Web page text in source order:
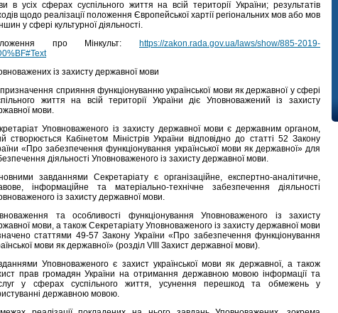
в усіх сферах суспільного життя на всій території України; результатів
щодо реалізації положення Європейської хартії регіональних мов або мов
у сфері культурної діяльності.
про Мінкульт: https://zakon.rada.gov.ua/laws/show/885-2019-
із захисту державної мови
сприяння функціонуванню української мови як державної у сфері
життя на всій території України діє Уповноважений із захисту
мови.
Уповноваженого із захисту державної мови є державним органом,
створюється Кабінетом Міністрів України відповідно до статті 52 Закону
«Про забезпечення функціонування української мови як державної» для
діяльності Уповноваженого із захисту державної мови.
завданнями Секретаріату є організаційне, експертно-аналітичне,
інформаційне та матеріально-технічне забезпечення діяльності
із захисту державної мови.
та особливості функціонування Уповноваженого із захисту
мови, а також Секретаріату Уповноваженого із захисту державної мови
статтями 49-57 Закону України «Про забезпечення функціонування
мови як державної» (розділ VІІІ Захист державної мови).
Уповноваженого є захист української мови як державної, а також
прав громадян України на отримання державною мовою інформації та
у сферах суспільного життя, усунення перешкод та обмежень у
державною мовою.